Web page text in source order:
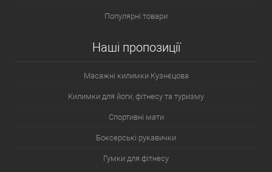
Популярні товари
Наші пропозиції
Масажні килимки Кузнєцова
Килимки для йоги, фітнесу та туризму
Спортивні мати
Боксерські рукавички
Гумки для фітнесу